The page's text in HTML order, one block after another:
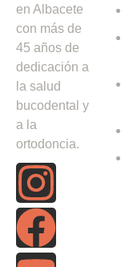
en Albacete
con más de
45 años de
dedicación a
la salud
bucodental y
a la
ortodoncia.